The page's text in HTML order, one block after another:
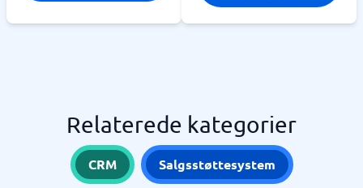
Relaterede kategorier
CRM Salgsstøttesystem